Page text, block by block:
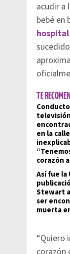
acudir a
bebé en
hospital
TE
en la
corazón
Así fue la
Stewart
ser
muerta
“Quiero